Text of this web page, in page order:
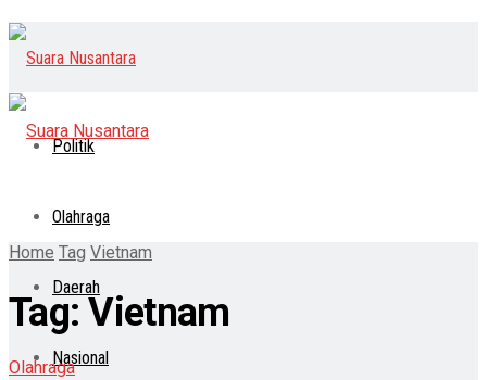
Politik
Olahraga
Daerah
Nasional
Home Tag Vietnam
Tag:Vietnam
Olahraga